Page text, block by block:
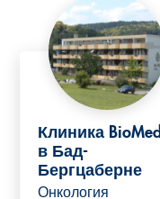
Клиника BioMed
в Бад-
Бергцаберне
Онкология